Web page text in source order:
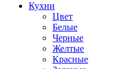
Кухни
Цвет
Белые
Черные
Желтые
Красные